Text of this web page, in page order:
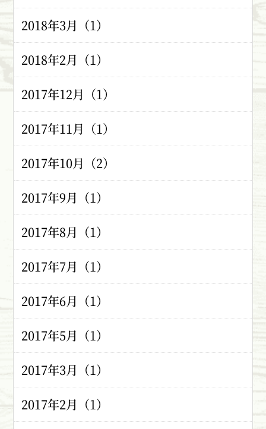
2018年3月（1）
2018年2月（1）
2017年12月（1）
2017年11月（1）
2017年10月（2）
2017年9月（1）
2017年8月（1）
2017年7月（1）
2017年6月（1）
2017年5月（1）
2017年3月（1）
2017年2月（1）